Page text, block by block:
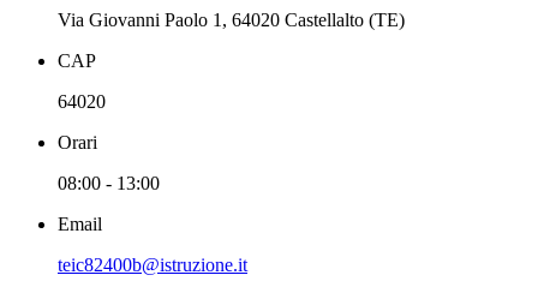
Via Giovanni Paolo 1, 64020 Castellalto (TE)
CAP
64020
Orari
08:00 - 13:00
Email
teic82400b@istruzione.it